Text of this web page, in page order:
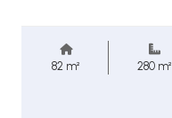
82 m² 280 m²